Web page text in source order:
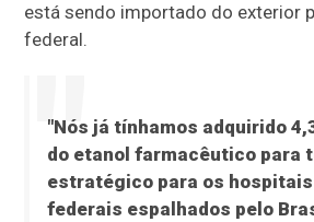
está sendo importado do exterior
federal.
"Nós já tínhamos adquirido
do etanol farmacêutico para
estratégico para os
federais espalhados pelo